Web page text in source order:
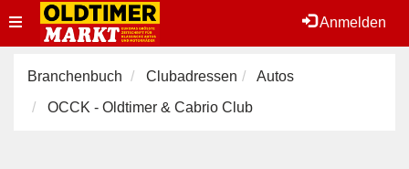
Anmelden
Toggle
navigation
Branchenbuch Clubadressen
Autos
OCCK - Oldtimer & Cabrio Club